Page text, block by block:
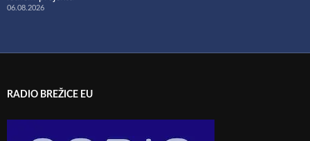
06.08.2026
RADIO BREŽICE EU